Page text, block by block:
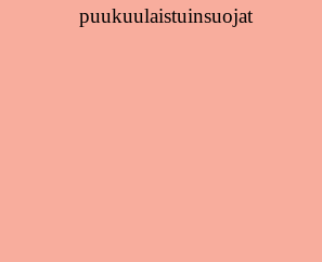
puukuulaistuinsuojat